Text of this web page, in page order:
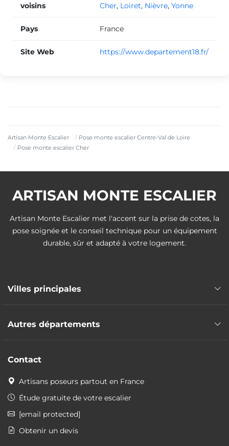
Artisan Monte Escalier
Pose monte escalier Centre-Val de Loire
Pose monte escalier Cher
voisins
Cher, Loiret, Nièvre, Yonne
Pays France
Site Web https://www.departement18.fr/
ARTISAN MONTE ESCALIER
Artisan Monte Escalier met l'accent sur la prise de cotes, la
pose soignée et le conseil technique pour un équipement
durable, sûr et adapté à votre logement.
Villes principales
Pose monte escalier Vierzon
Autres départements
Pose monte escalier Indre
Pose monte escalier Loiret
Contact
Artisans poseurs partout en France
Étude gratuite de votre escalier
[email protected]
Obtenir un devis